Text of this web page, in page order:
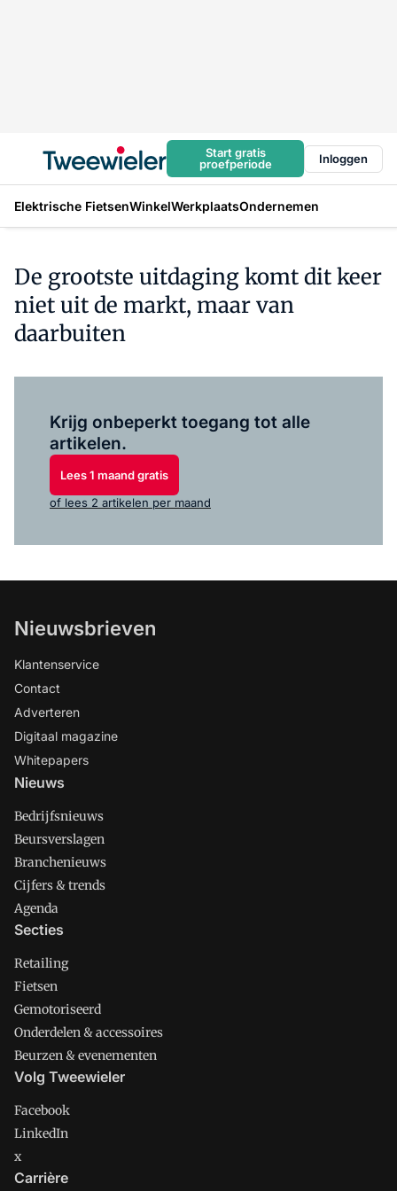
Start gratis
proefperiode
Inloggen
Elektrische FietsenWinkelWerkplaatsOndernemen
De grootste uitdaging komt dit keer
niet uit de markt, maar van
daarbuiten
Krijg onbeperkt toegang tot alle
artikelen.
Lees 1 maand gratis
of lees 2 artikelen per maand
Nieuwsbrieven
Klantenservice
Contact
Adverteren
Digitaal magazine
Whitepapers
Nieuws
Bedrijfsnieuws
Beursverslagen
Branchenieuws
Cijfers & trends
Agenda
Secties
Retailing
Fietsen
Gemotoriseerd
Onderdelen & accessoires
Beurzen & evenementen
Volg Tweewieler
Facebook
LinkedIn
x
Carrière